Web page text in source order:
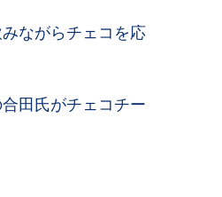
ながらチェコを応
田氏がチェコチー